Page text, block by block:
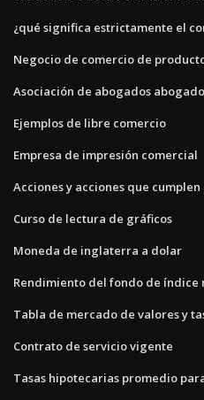
¿qué significa estrictamente el
Negocio de comercio de
Asociación de abogados
Ejemplos de libre comercio
Empresa de impresión comercial
Acciones y acciones que
Curso de lectura de gráficos
Moneda de inglaterra a dolar
Rendimiento del fondo de índice
Tabla de mercado de valores y
Contrato de servicio vigente
Tasas hipotecarias promedio